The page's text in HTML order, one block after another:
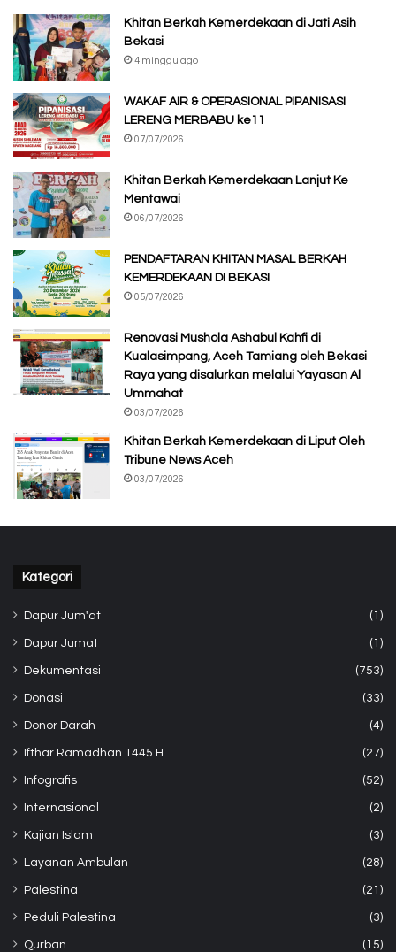
Khitan Berkah Kemerdekaan di Jati Asih
Bekasi
4 minggu ago
WAKAF AIR & OPERASIONAL PIPANISASI
LERENG MERBABU ke11
07/07/2026
Khitan Berkah Kemerdekaan Lanjut Ke
Mentawai
06/07/2026
PENDAFTARAN KHITAN MASAL BERKAH
KEMERDEKAAN DI BEKASI
05/07/2026
Renovasi Mushola Ashabul Kahfi di
Kualasimpang, Aceh Tamiang oleh Bekasi
Raya yang disalurkan melalui Yayasan Al
Ummahat
03/07/2026
Khitan Berkah Kemerdekaan di Liput Oleh
Tribune News Aceh
03/07/2026
Kategori
Dapur Jum'at (1)
Dapur Jumat (1)
Dekumentasi (753)
Donasi (33)
Donor Darah (4)
Ifthar Ramadhan 1445 H (27)
Infografis (52)
Internasional (2)
Kajian Islam (3)
Layanan Ambulan (28)
Palestina (21)
Peduli Palestina (3)
Qurban (15)